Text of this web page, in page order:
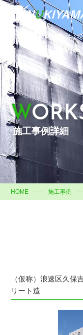
施工事例詳細
HOME 施工事例
（仮称）浪速区久保
リート造